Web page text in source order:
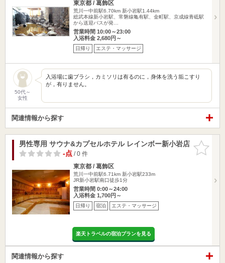
東京都 / 葛飾区
荒川一中前駅6.70km 新小岩駅1.44km
総武本線新小岩駅、常磐線亀有駅、金町駅、京成線青砥駅
から送迎バスが発…
営業時間 10:00～23:00
入浴料金 2,680円～
日帰り エステ・マッサージ
50代～
女性
入浴場に歯ブラシ，カミソリは有るのに，身体を洗う垢こすり
が，有りません。
関連情報から探す
お気に入
りに追加
男性専用 サウナ&カプセルホテル レインボー新小岩店
-点/ 0 件
東京都 / 葛飾区
荒川一中前駅6.71km 新小岩駅233m
JR新小岩駅南口徒歩1分
営業時間 0:00～24:00
入浴料金 1,700円～
日帰り 宿泊 エステ・マッサージ
楽天トラベルの宿泊プランを見る
関連情報から探す